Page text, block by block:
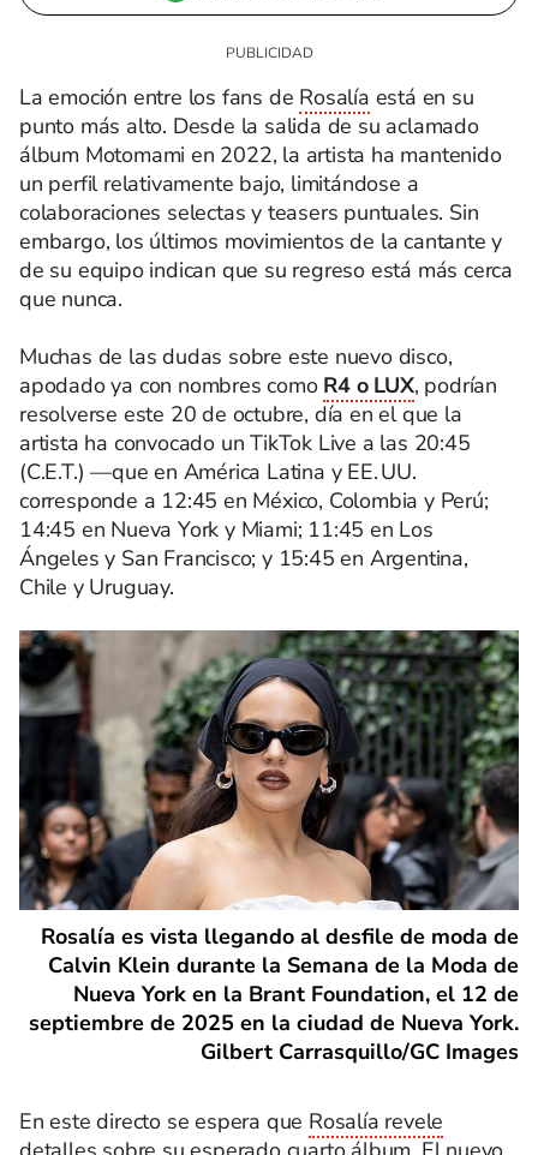
La emoción entre los fans de Rosalía está en su
punto más alto. Desde la salida de su aclamado
álbum Motomami en 2022, la artista ha mantenido
un perfil relativamente bajo, limitándose a
colaboraciones selectas y teasers puntuales. Sin
embargo, los últimos movimientos de la cantante y
de su equipo indican que su regreso está más cerca
que nunca.
Muchas de las dudas sobre este nuevo disco,
apodado ya con nombres como R4 o LUX, podrían
resolverse este 20 de octubre, día en el que la
artista ha convocado un TikTok Live a las 20:45
(C.E.T.) —que en América Latina y EE. UU.
corresponde a 12:45 en México, Colombia y Perú;
14:45 en Nueva York y Miami; 11:45 en Los
Ángeles y San Francisco; y 15:45 en Argentina,
Chile y Uruguay.
Rosalía es vista llegando al desfile de moda de
Calvin Klein durante la Semana de la Moda de
Nueva York en la Brant Foundation, el 12 de
septiembre de 2025 en la ciudad de Nueva York.
Gilbert Carrasquillo/GC Images
En este directo se espera que Rosalía revele